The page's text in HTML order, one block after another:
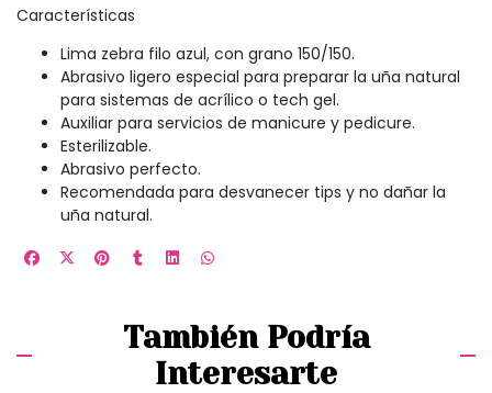
Características
Lima zebra filo azul, con grano 150/150.
Abrasivo ligero especial para preparar la uña natural
para sistemas de acrílico o tech gel.
Auxiliar para servicios de manicure y pedicure.
Esterilizable.
Abrasivo perfecto.
Recomendada para desvanecer tips y no dañar la
uña natural.
También Podría
Interesarte